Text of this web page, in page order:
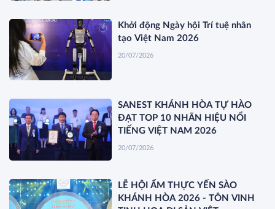
Khởi động Ngày hội Trí tuệ nhân
tạo Việt Nam 2026
20/07/2026
SANEST KHÁNH HÒA TỰ HÀO
ĐẠT TOP 10 NHÃN HIỆU NỔI
TIẾNG VIỆT NAM 2026
20/07/2026
LỄ HỘI ẨM THỰC YẾN SÀO
KHÁNH HÒA 2026 - TÔN VINH